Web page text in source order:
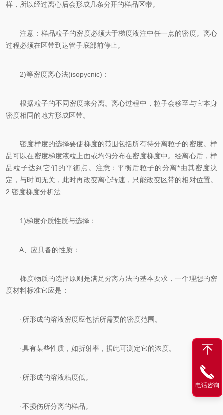
样，所以经过离心后会形成几条分开的样品区带。
注意：样品粒子的密度必须大于梯度液注中任一点的密度。离心
过程必须在区带到达管子底部前停止。
2)等密度离心法(isopycnic)：
根据粒子的不同密度来分离。离心过程中，粒子会移至与它本身
密度相同的地方形成区带。
密度样度的选择要使梯度的范围包括所有待分离粒子的密度。样
品可以在密度梯度液粒上面或均匀分布在密度梯度中。经离心后，样
品粒子达到它们的平衡点。注意：平衡后粒子的分离*由其密度决
定，与时间无关，此时再改变离心转速，只能改变区带的相对位置。
2.密度梯度分析法
1)梯度介质性质与选择：
A、应具备的性质：
梯度物质的选择原则是满足分离方法的基本要求，一个理想的密
度材料标准它应是：
·所形成的溶液密度应包括所需要的密度范围。
·具有某些性质，如折射率，据此可测定它的浓度。
·所形成的溶液粘度低。
·不损伤所分离的样品。
电话咨询